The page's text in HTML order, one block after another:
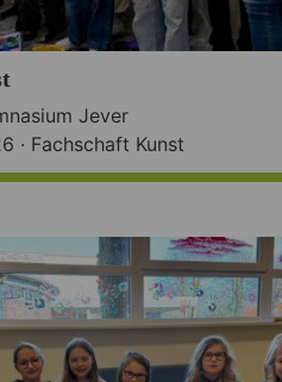
Jever
· Fachschaft Kunst